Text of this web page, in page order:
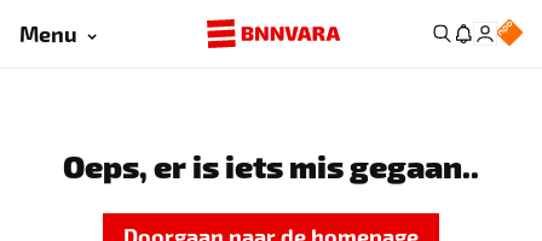
Menu
Oeps, er is iets mis gegaan..
Doorgaan naar de homepage